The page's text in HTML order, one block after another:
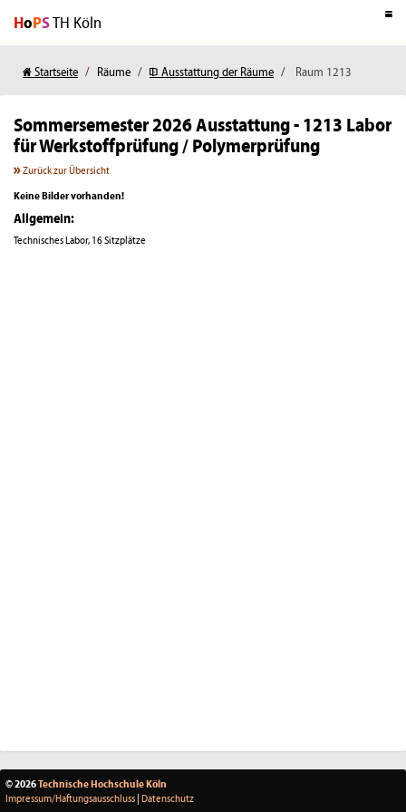
HoPSTH Köln
Startseite Räume Ausstattung der Räume Raum 1213
Sommersemester 2026Ausstattung - 1213 Labor
für Werkstoffprüfung / Polymerprüfung
Zurück zur Übersicht
Keine Bilder vorhanden!
Allgemein:
Technisches Labor, 16 Sitzplätze
Impressum/Haftungsausschluss Datenschutz
© 2026Technische Hochschule Köln